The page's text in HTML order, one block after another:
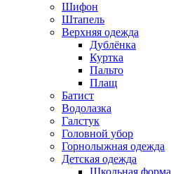
Шифон
Штапель
Верхняя одежда
Дублёнка
Куртка
Пальто
Плащ
Батист
Водолазка
Галстук
Головной убор
Горнолыжная одежда
Детская одежда
Школьная форма